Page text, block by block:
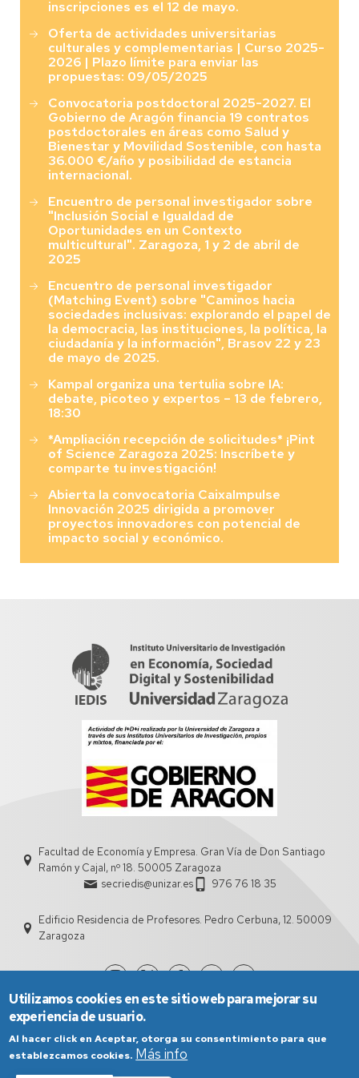
inscripciones es el 12 de mayo.
Oferta de actividades universitarias
culturales y complementarias | Curso 2025-
2026 | Plazo límite para enviar las
propuestas: 09/05/2025
Convocatoria postdoctoral 2025-2027. El
Gobierno de Aragón financia 19 contratos
postdoctorales en áreas como Salud y
Bienestar y Movilidad Sostenible, con hasta
36.000 €/año y posibilidad de estancia
internacional.
Encuentro de personal investigador sobre
"Inclusión Social e Igualdad de
Oportunidades en un Contexto
multicultural". Zaragoza, 1 y 2 de abril de
2025
Encuentro de personal investigador
(Matching Event) sobre "Caminos hacia
sociedades inclusivas: explorando el papel de
la democracia, las instituciones, la política, la
ciudadanía y la información", Brasov 22 y 23
de mayo de 2025.
Kampal organiza una tertulia sobre IA:
debate, picoteo y expertos – 13 de febrero,
18:30
*Ampliación recepción de solicitudes* ¡Pint
of Science Zaragoza 2025: Inscríbete y
comparte tu investigación!
Abierta la convocatoria CaixaImpulse
Innovación 2025 dirigida a promover
proyectos innovadores con potencial de
impacto social y económico.
Facultad de Economía y Empresa. Gran Vía de Don Santiago
Ramón y Cajal, nº 18. 50005 Zaragoza
secriedis@unizar.es
976 76 18 35
Edificio Residencia de Profesores. Pedro Cerbuna, 12. 50009
Zaragoza
Utilizamos cookies en este sitio web para mejorar su
experiencia de usuario.
Al hacer click en Aceptar, otorga su consentimiento para que
establezcamos cookies. Más info